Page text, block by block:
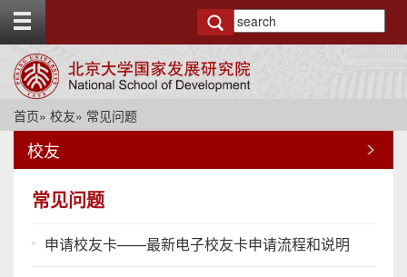
g
o
首页» 校友» 常见问题
校友
常见问题
申请校友卡——最新电子校友卡申请流程和说明